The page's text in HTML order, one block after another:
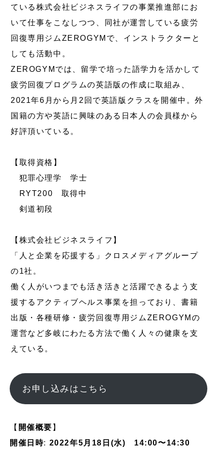
ている株式会社ビジネスライフの事業推進部にお
いて仕事をこなしつつ、同社が運営している疲労
回復専用ジムZEROGYMで、インストラクターと
しても活動中。
ZEROGYMでは、留学で培った語学力を活かして
疲労回復プログラムの英語版の作成に取組み、
2021年6月から月2回で英語版クラスを開催中。外
国籍の方や英語に興味のある日本人の会員様から
好評頂いている。
【取得資格】
犯罪心理学 学士
RYT200 取得中
剣道初段
【株式会社ビジネスライフ】
「人と企業を応援する」クロスメディアグループ
の1社。
働く人がいつまでも活き活きと活躍できるよう支
援するアクティブヘルス事業を担っており、書籍
出版・各種研修・疲労回復専用ジムZEROGYMの
運営など多岐にわたる方法で働く人々の健康を支
えている。
お申し込みはこちら
【 開催概要 】
開催日時: 2022年5月18日(水) 14:00〜14:30